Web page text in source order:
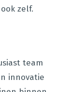
zelf.
team
innovatie